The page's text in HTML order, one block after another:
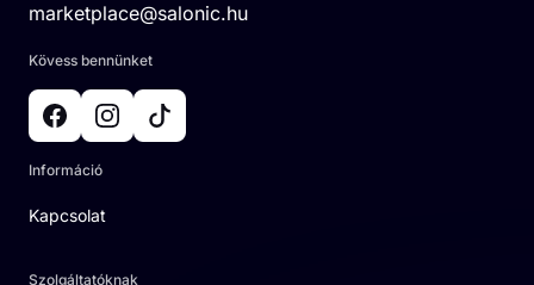
marketplace@salonic.hu
Kövess bennünket
Információ
Kapcsolat
Szolgáltatóknak